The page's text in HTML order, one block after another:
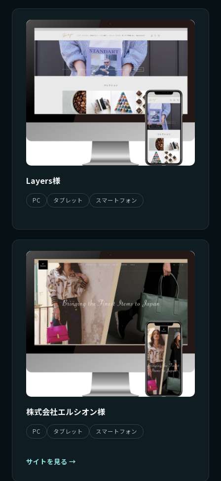
Layers様
PC タブレット スマートフォン
株式会社エルシオン様
PC タブレット スマートフォン
サイトを見る